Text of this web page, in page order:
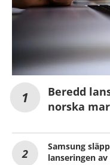
Beredd
norska
Samsung
lanseringen av